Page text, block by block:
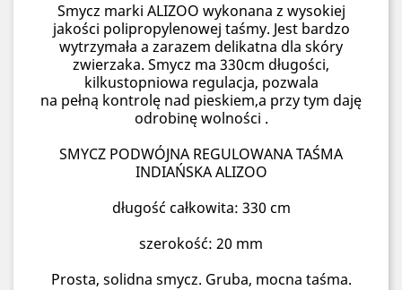
Smycz marki ALIZOO wykonana z wysokiej
jakości polipropylenowej taśmy. Jest bardzo
wytrzymała a zarazem delikatna dla skóry
zwierzaka. Smycz ma 330cm długości,
kilkustopniowa regulacja, pozwala
na pełną kontrolę nad pieskiem,a przy tym daję
odrobinę wolności .
SMYCZ PODWÓJNA REGULOWANA TAŚMA
INDIAŃSKA ALIZOO
długość całkowita: 330 cm
szerokość: 20 mm
Prosta, solidna smycz. Gruba, mocna taśma.